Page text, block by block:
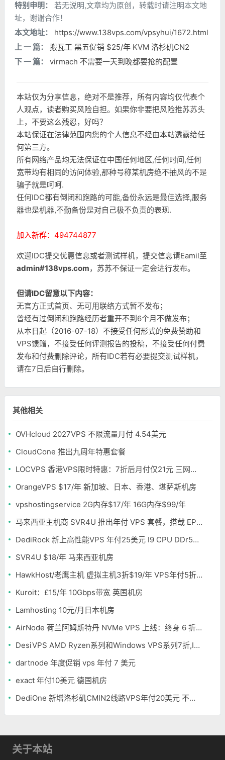
特别申明：
若无说明,文章均为原创，转载时请注明本文地
址，谢谢合作！
本文地址：
https://www.138vps.com/vpsyhui/1672.html
上 一 篇：
搬瓦工 黑五促销 $25/年 KVM 洛杉矶CN2
下 一 篇：
virmach 不需要一天到晚都要抢的配置
本站仅为分享信息，绝对不是推荐，所有内容均仅代表个
人观点，读者购买风险自担。如果你非要把风险推苏苏头
上，不要这么残忍，好吗？
本站保证在法律范围内您的个人信息不经由本站透露给任
何第三方。
所有网络产品均无法保证在中国任何地区,任何时间,任何
宽带均有相同的访问体验,那种号称某机房绝不抽风的不是
骗子就是呵呵.
任何IDC都有倒闭和跑路的可能,备份永远是最佳选择,服务
器也是机器,不勤备份是对自己极不负责的表现.
加入新群：494744877
欢迎IDC提交优惠信息或者测试样机，提交信息请Eamil至
admin#138vps.com，苏苏不保证一定会进行发布。
但请IDC留意以下内容：
无官方正式首页、无可用联络方式暂不发布；
曾经有过倒闭和跑路经历者重开不到6个月不做发布；
从本日起（2016-07-18）不接受任何形式的免费赞助和
VPS馈赠，不接受任何评测报告的投稿，不接受任何付费
发布和付费删除评论，所有IDC若有必要提交测试样机，
请在7日后自行删除。
其他相关
OVHcloud 2027VPS 不限流量月付 4.54美元
CloudCone 推出九周年特惠套餐
LOCVPS 香港VPS限时特惠：7折后月付仅21元 三网优化BGP线路 可选原生IP
OrangeVPS $17/年 新加坡、日本、香港、堪萨斯机房
vpshostingservice 2G内存$17/年 16G内存$99/年
马来西亚主机商 SVR4U 推出年付 VPS 套餐，搭载 EPYC/至强铂金，支持支付宝
DediRock 新上高性能VPS 年付25美元 I9 CPU DDr5内存 纽约机房
SVR4U $18/年 马来西亚机房
HawkHost/老鹰主机 虚拟主机3折$19/年 VPS年付5折$25/年
Kuroit：£15/年 10Gbps带宽 英国机房
Lamhosting 10元/月日本机房
AirNode 荷兰阿姆斯特丹 NVMe VPS 上线：终身 6 折，€1.99/月起，2.5Tbit/s DDoS 防护
DesiVPS AMD Ryzen系列和Windows VPS系列7折,Intel系列年付11.6美元
dartnode 年度促销 vps 年付 7 美元
exact 年付10美元 德国机房
DediOne 新增洛杉矶CMIN2线路VPS年付20美元 不限流量
关于本站